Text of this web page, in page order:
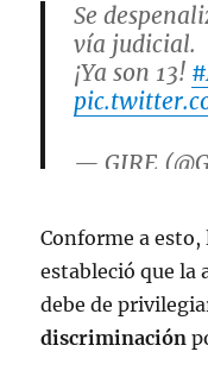
Se
vía judicial.
¡Ya son 13!
— GIRE
Conforme a
estableció que la
debe de
discriminación